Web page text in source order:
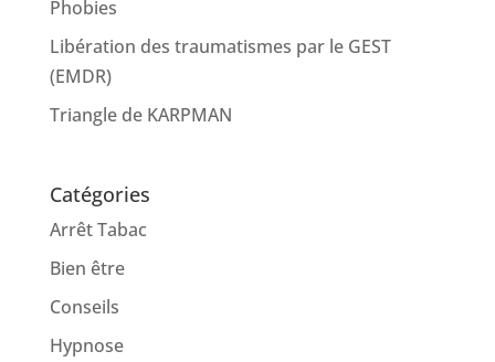
Phobies
Libération des traumatismes par le GEST
(EMDR)
Triangle de KARPMAN
Catégories
Arrêt Tabac
Bien être
Conseils
Hypnose